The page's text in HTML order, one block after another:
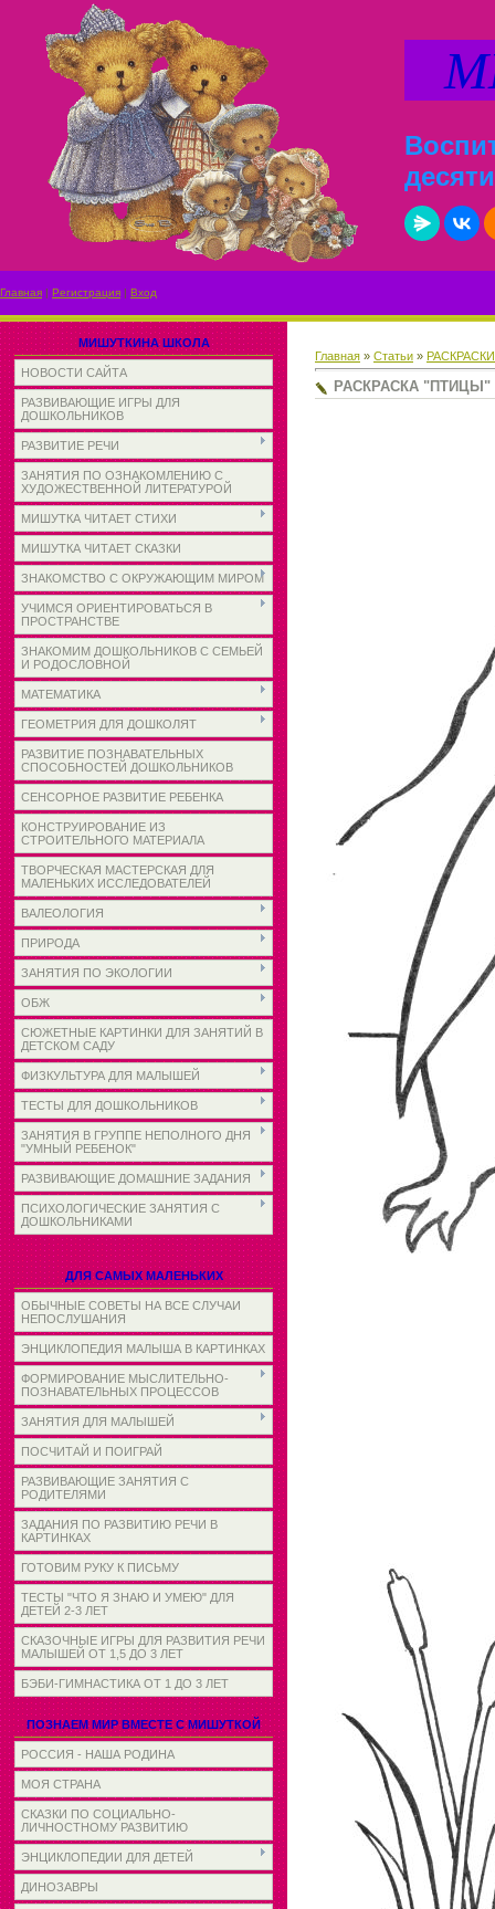
Главная | Регистрация | Вход
МИШУТКИНА ШКОЛА
НОВОСТИ САЙТА
РАЗВИВАЮЩИЕ ИГРЫ ДЛЯ
ДОШКОЛЬНИКОВ
РАЗВИТИЕ РЕЧИ
ЗАНЯТИЯ ПО ОЗНАКОМЛЕНИЮ С
ХУДОЖЕСТВЕННОЙ ЛИТЕРАТУРОЙ
МИШУТКА ЧИТАЕТ СТИХИ
МИШУТКА ЧИТАЕТ СКАЗКИ
ЗНАКОМСТВО С ОКРУЖАЮЩИМ МИРОМ
УЧИМСЯ ОРИЕНТИРОВАТЬСЯ В
ПРОСТРАНСТВЕ
ЗНАКОМИМ ДОШКОЛЬНИКОВ С СЕМЬЕЙ
И РОДОСЛОВНОЙ
МАТЕМАТИКА
ГЕОМЕТРИЯ ДЛЯ ДОШКОЛЯТ
РАЗВИТИЕ ПОЗНАВАТЕЛЬНЫХ
СПОСОБНОСТЕЙ ДОШКОЛЬНИКОВ
СЕНСОРНОЕ РАЗВИТИЕ РЕБЕНКА
КОНСТРУИРОВАНИЕ ИЗ
СТРОИТЕЛЬНОГО МАТЕРИАЛА
ТВОРЧЕСКАЯ МАСТЕРСКАЯ ДЛЯ
МАЛЕНЬКИХ ИССЛЕДОВАТЕЛЕЙ
ВАЛЕОЛОГИЯ
ПРИРОДА
ЗАНЯТИЯ ПО ЭКОЛОГИИ
ОБЖ
СЮЖЕТНЫЕ КАРТИНКИ ДЛЯ ЗАНЯТИЙ В
ДЕТСКОМ САДУ
ФИЗКУЛЬТУРА ДЛЯ МАЛЫШЕЙ
ТЕСТЫ ДЛЯ ДОШКОЛЬНИКОВ
ЗАНЯТИЯ В ГРУППЕ НЕПОЛНОГО ДНЯ
"УМНЫЙ РЕБЕНОК"
РАЗВИВАЮЩИЕ ДОМАШНИЕ ЗАДАНИЯ
ПСИХОЛОГИЧЕСКИЕ ЗАНЯТИЯ С
ДОШКОЛЬНИКАМИ
ДЛЯ САМЫХ МАЛЕНЬКИХ
ОБЫЧНЫЕ СОВЕТЫ НА ВСЕ СЛУЧАИ
НЕПОСЛУШАНИЯ
ЭНЦИКЛОПЕДИЯ МАЛЫША В КАРТИНКАХ
ФОРМИРОВАНИЕ МЫСЛИТЕЛЬНО-
ПОЗНАВАТЕЛЬНЫХ ПРОЦЕССОВ
ЗАНЯТИЯ ДЛЯ МАЛЫШЕЙ
ПОСЧИТАЙ И ПОИГРАЙ
РАЗВИВАЮЩИЕ ЗАНЯТИЯ С
РОДИТЕЛЯМИ
ЗАДАНИЯ ПО РАЗВИТИЮ РЕЧИ В
КАРТИНКАХ
ГОТОВИМ РУКУ К ПИСЬМУ
ТЕСТЫ "ЧТО Я ЗНАЮ И УМЕЮ" ДЛЯ
ДЕТЕЙ 2-3 ЛЕТ
СКАЗОЧНЫЕ ИГРЫ ДЛЯ РАЗВИТИЯ РЕЧИ
МАЛЫШЕЙ ОТ 1,5 ДО 3 ЛЕТ
БЭБИ-ГИМНАСТИКА ОТ 1 ДО 3 ЛЕТ
ПОЗНАЕМ МИР ВМЕСТЕ С МИШУТКОЙ
РОССИЯ - НАША РОДИНА
МОЯ СТРАНА
СКАЗКИ ПО СОЦИАЛЬНО-
ЛИЧНОСТНОМУ РАЗВИТИЮ
ЭНЦИКЛОПЕДИИ ДЛЯ ДЕТЕЙ
ДИНОЗАВРЫ
Главная » Статьи »
РАСКРАСКА "ПТИЦЫ"